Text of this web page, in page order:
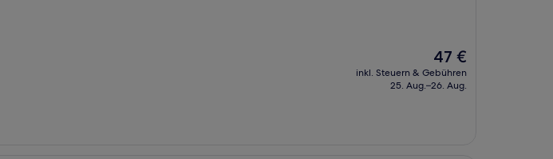
Der
Preis
beträgt
47 €
inkl. Steuern & Gebühren
25. Aug.–26. Aug.